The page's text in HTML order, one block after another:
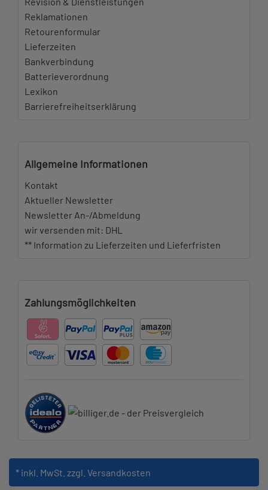
Reklamationen
Retourenformular
Lieferzeiten
Bankverbindung
Batterieverordnung
Lexikon
Barrierefreiheitserklärung
Allgemeine Informationen
Kontakt
Aktueller Newsletter
Newsletter An-/Abmeldung
wir versenden mit: DHL
** Information zu Lieferzeiten und Lieferfristen
Zahlungsmöglichkeiten
* inkl. MwSt. zzgl. Versandkosten